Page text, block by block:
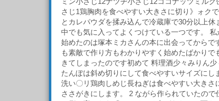
さじ1鶏胸肉を食べやすい大きさに切り》ォク
とカレパウダを揉み込んで冷蔵庫で30分以上
中でも気に入ってよくつけている一つです。
始めたのは塚本ミカさんの本に出会ってからで
も素敵で作り方もわかりやすく始めたばかり
きてしまったのです初めて 料理酒少々みりん
たんぽは斜め切りにして食べやすいサイズにし
洗い〇リ鶏肉しめじ長ねぎは食べやすい大きさ
ささがきにします。 2 ながら作られていたの